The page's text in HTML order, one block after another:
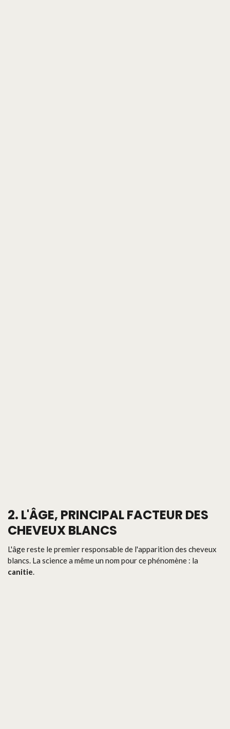
2. L'ÂGE, PRINCIPAL FACTEUR DES
CHEVEUX BLANCS
L'âge reste le premier responsable de l'apparition des cheveux
blancs. La science a même un nom pour ce phénomène : la
canitie.